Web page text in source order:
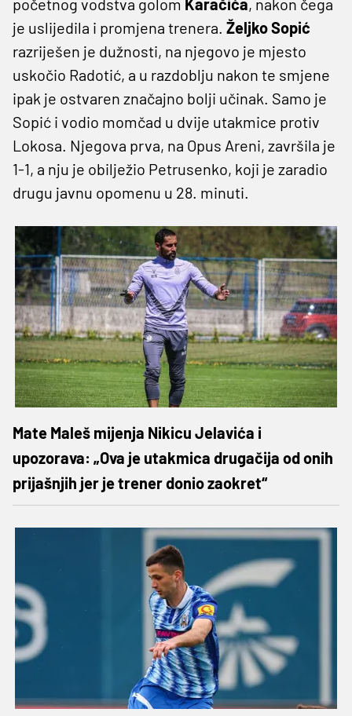
početnog vodstva golom Karačića, nakon čega
je uslijedila i promjena trenera. Željko Sopić
razriješen je dužnosti, na njegovo je mjesto
uskočio Radotić, a u razdoblju nakon te smjene
ipak je ostvaren značajno bolji učinak. Samo je
Sopić i vodio momčad u dvije utakmice protiv
Lokosa. Njegova prva, na Opus Areni, završila je
1-1, a nju je obilježio Petrusenko, koji je zaradio
drugu javnu opomenu u 28. minuti.
Mate Maleš mijenja Nikicu Jelavića i
upozorava: „Ova je utakmica drugačija od onih
prijašnjih jer je trener donio zaokret“